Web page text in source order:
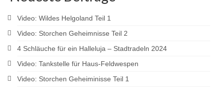
Video: Wildes Helgoland Teil 1
Video: Storchen Geheimnisse Teil 2
4 Schläuche für ein Halleluja – Stadtradeln 2024
Video: Tankstelle für Haus-Feldwespen
Video: Storchen Geheiminisse Teil 1